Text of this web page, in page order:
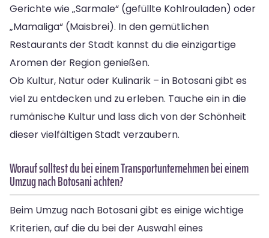
Gerichte wie „Sarmale“ (gefüllte Kohlrouladen) oder
„Mamaliga“ (Maisbrei). In den gemütlichen
Restaurants der Stadt kannst du die einzigartige
Aromen der Region genießen.
Ob Kultur, Natur oder Kulinarik – in Botosani gibt es
viel zu entdecken und zu erleben. Tauche ein in die
rumänische Kultur und lass dich von der Schönheit
dieser vielfältigen Stadt verzaubern.
Worauf solltest du bei einem Transportunternehmen bei einem
Umzug nach Botosani achten?
Beim Umzug nach Botosani gibt es einige wichtige
Kriterien, auf die du bei der Auswahl eines